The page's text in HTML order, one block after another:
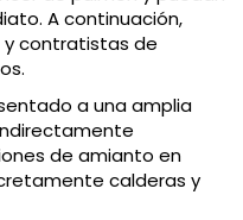
A continuación,
contratistas de
a una amplia
de amianto en
calderas y